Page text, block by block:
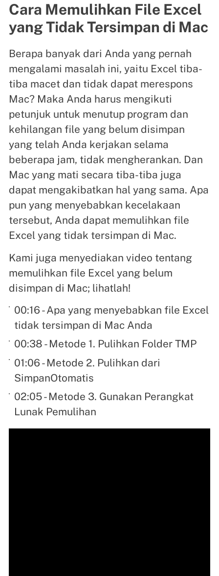
Cara Memulihkan File Excel
yang Tidak Tersimpan di Mac
Berapa banyak dari Anda yang pernah
mengalami masalah ini, yaitu Excel tiba-
tiba macet dan tidak dapat merespons
Mac? Maka Anda harus mengikuti
petunjuk untuk menutup program dan
kehilangan file yang belum disimpan
yang telah Anda kerjakan selama
beberapa jam, tidak mengherankan. Dan
Mac yang mati secara tiba-tiba juga
dapat mengakibatkan hal yang sama. Apa
pun yang menyebabkan kecelakaan
tersebut, Anda dapat memulihkan file
Excel yang tidak tersimpan di Mac.
Kami juga menyediakan video tentang
memulihkan file Excel yang belum
disimpan di Mac; lihatlah!
00:16 - Apa yang menyebabkan file Excel
tidak tersimpan di Mac Anda
00:38 - Metode 1. Pulihkan Folder TMP
01:06 - Metode 2. Pulihkan dari
SimpanOtomatis
02:05 - Metode 3. Gunakan Perangkat
Lunak Pemulihan